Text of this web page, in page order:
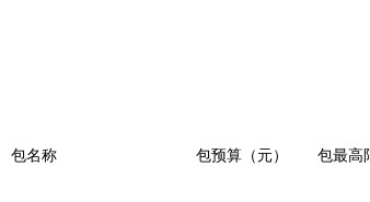
包名称 包预算（元） 包最高